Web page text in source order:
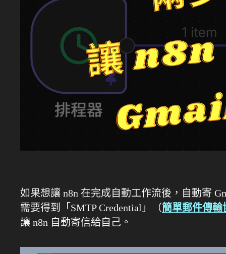
如果想讓 n8n 在完成自動工作流後，自動寄
需要得到「SMTP Credential」（簡單郵件傳輸
讓 n8n 自動寄信給自己。